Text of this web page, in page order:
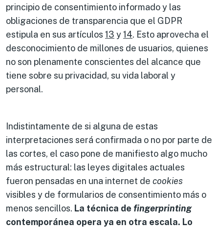
principio de consentimiento informado y las
obligaciones de transparencia que el GDPR
estipula en sus artículos 13 y14. Esto aprovecha el
desconocimiento de millones de usuarios, quienes
no son plenamente conscientes del alcance que
tiene sobre su privacidad, su vida laboral y
personal.
Indistintamente de si alguna de estas
interpretaciones será confirmada o no por parte de
las cortes, el caso pone de manifiesto algo mucho
más estructural: las leyes digitales actuales
fueron pensadas en una internet de cookies
visibles y de formularios de consentimiento más o
menos sencillos. La técnica de fingerprinting
contemporánea opera ya en otra escala. Lo